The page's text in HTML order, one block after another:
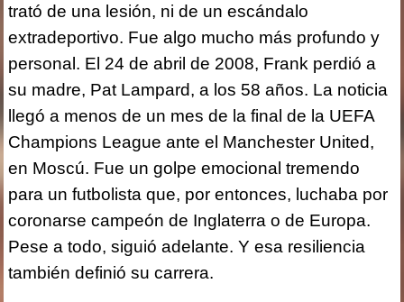
trató de una lesión, ni de un escándalo
extradeportivo. Fue algo mucho más profundo y
personal. El 24 de abril de 2008, Frank perdió a
su madre, Pat Lampard, a los 58 años. La noticia
llegó a menos de un mes de la final de la UEFA
Champions League ante el Manchester United,
en Moscú. Fue un golpe emocional tremendo
para un futbolista que, por entonces, luchaba por
coronarse campeón de Inglaterra o de Europa.
Pese a todo, siguió adelante. Y esa resiliencia
también definió su carrera.